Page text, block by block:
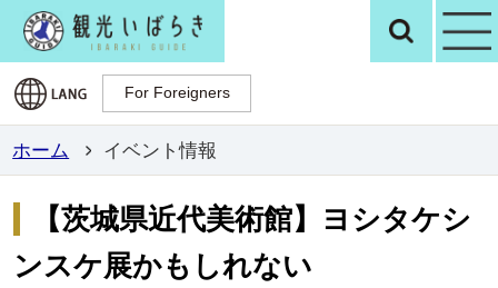
観光いばらき検
For Foreigners
For Foreigners
ホーム イベント情報
【茨城県近代美術館】ヨシタケシ
ンスケ展かもしれない